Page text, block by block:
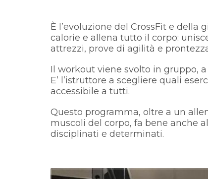
È l’evoluzione del CrossFit e
calorie e allena tutto il corpo:
attrezzi, prove di agilità e
Il workout viene svolto in gruppo,
E’ l’istruttore a scegliere quali
accessibile a tutti.
Questo programma, oltre a un
muscoli del corpo, fa bene anche
disciplinati e determinati.